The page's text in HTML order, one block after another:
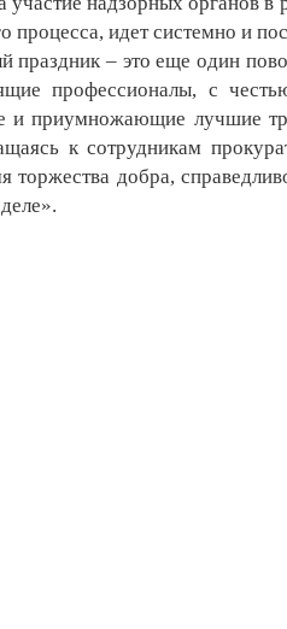
процесса, идет системно и
праздник – это еще один
профессионалы, с
приумножающие лучшие
к сотрудникам
добра,